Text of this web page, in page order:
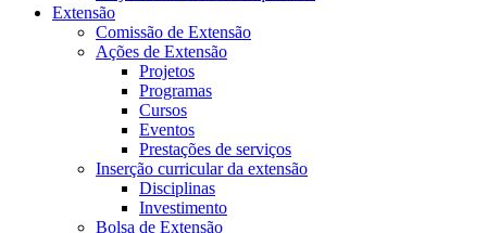
Extensão
Comissão de Extensão
Ações de Extensão
Projetos
Programas
Cursos
Eventos
Prestações de serviços
Inserção curricular da extensão
Disciplinas
Investimento
Bolsa de Extensão